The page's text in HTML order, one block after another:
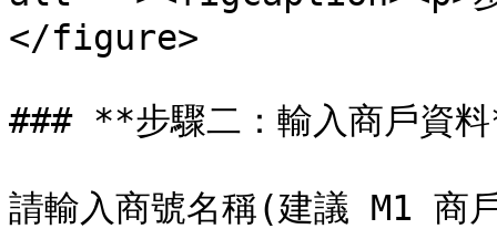
</figure>
### **步驟二：輸入商戶資
請輸入商號名稱(建議 M1 商